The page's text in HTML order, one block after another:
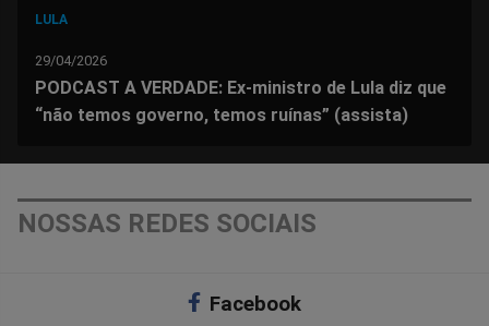
LULA
29/04/2026
PODCAST A VERDADE: Ex-ministro de Lula diz que
“não temos governo, temos ruínas” (assista)
NOSSAS REDES SOCIAIS
Facebook